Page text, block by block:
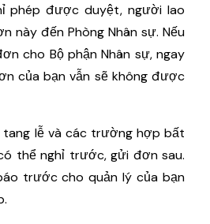
phép được duyệt, người lao
này đến Phòng Nhân sự. Nếu
cho Bộ phận Nhân sự, ngay
của bạn vẫn sẽ không được
tang lễ và các trường hợp bất
thể nghỉ trước, gửi đơn sau.
trước cho quản lý của bạn